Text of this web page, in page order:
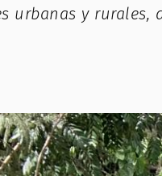
urbanas y